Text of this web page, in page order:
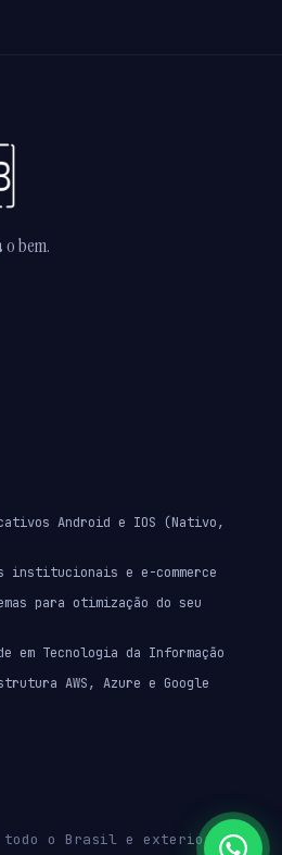
bem.
Android e IOS (Nativo,
institucionais e e-commerce
para otimização do seu
em Tecnologia da Informação
AWS, Azure e Google
todo o Brasil e exterior